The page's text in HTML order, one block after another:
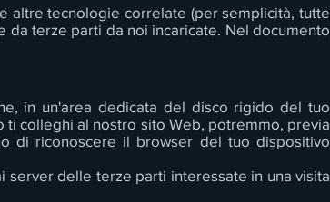
altre tecnologie correlate (per semplicità, tutte
terze parti da noi incaricate. Nel documento
in un'area dedicata del disco rigido del tuo
colleghi al nostro sito Web, potremmo, previa
di riconoscere il browser del tuo dispositivo
delle terze parti interessate in una visita